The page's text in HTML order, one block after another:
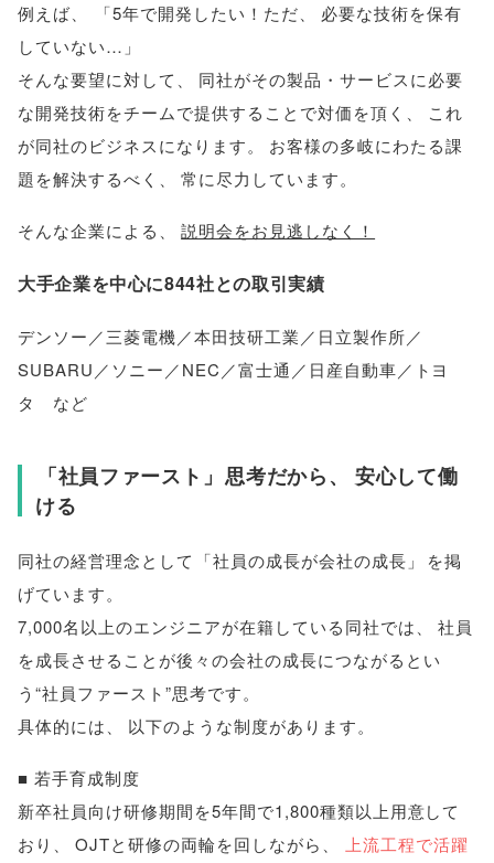
例えば、 「5年で開発したい！ただ、
必要な技術を保有
していない… 」
そんな要望に対して 、
同社がその製品・サービスに必要
な開発技術をチームで提供することで対価を頂く 、
これ
が同社のビジネスになります。
お客様の多岐にわたる課
題を解決するべく 、 常に尽力しています。
そんな企業による 、 説明会をお見逃しなく！
大手企業を中心に844社との取引実績
デンソー／三菱電機／本田技研工業／日立製作所／
SUBARU／ソニー／NEC／富士通／日産自動車／トヨ
タ など
「社員ファースト 」 思考だから、
安心して働
ける
同社の経営理念として 「社員の成長が会社の成長 」
を掲
げています。
7,000名以上のエンジニアが在籍している同社では
社員
を成長させることが後々の会社の成長につながるとい
う“社員ファースト”思考です。
具体的には
以下のような制度があります。
■ 若手育成制度
新卒社員向け研修期間を5年間で1,800種類以上用意して
おり
OJTと研修の両輪を回しながら
上流工程で活躍